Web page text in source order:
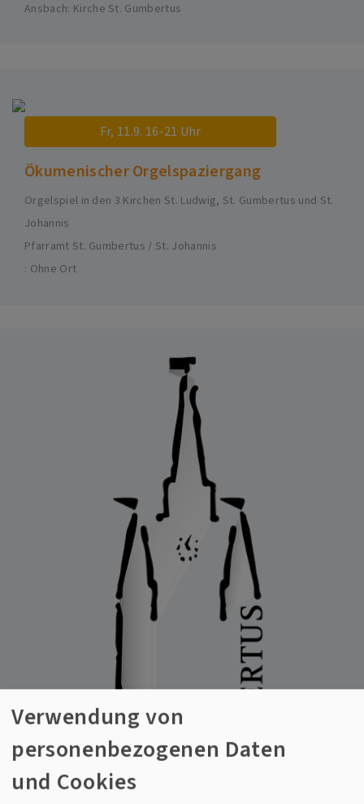
Ansbach Kirche St. Gumbertus
Fr, 11.9. 16-21 Uhr
Ökumenischer Orgelspaziergang
Orgelspiel in den 3 Kirchen St. Ludwig, St. Gumbertus und St.
Johannis
Pfarramt St. Gumbertus / St. Johannis
Ohne Ort
Verwendung von
personenbezogenen Daten
und Cookies